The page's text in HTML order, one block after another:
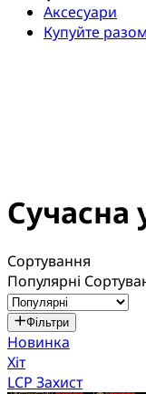
Аксесуари
Купуйте разом
Сучасна
Сортування
Популярні
Фільтри
Новинка
Хіт
LCP Захист